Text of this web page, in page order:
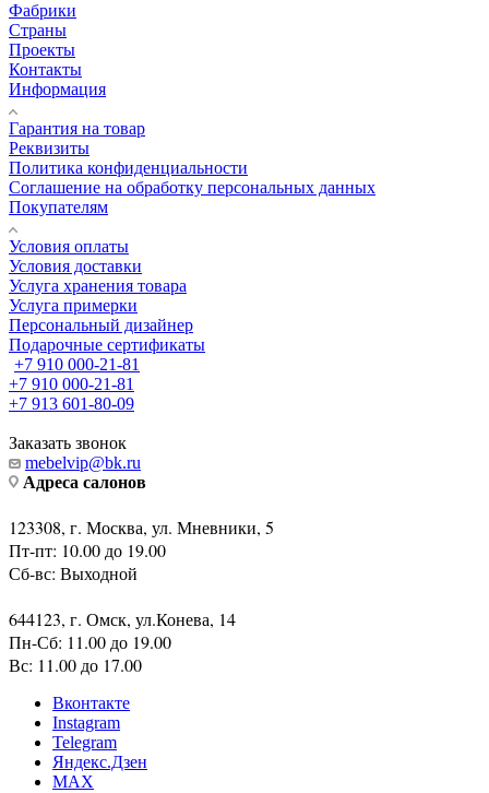
Фабрики
Страны
Проекты
Контакты
Информация
Гарантия на товар
Реквизиты
Политика конфиденциальности
Соглашение на обработку персональных данных
Покупателям
Условия оплаты
Условия доставки
Услуга хранения товара
Услуга примерки
Персональный дизайнер
Подарочные сертификаты
+7 910 000-21-81
+7 910 000-21-81
+7 913 601-80-09
Заказать звонок
mebelvip@bk.ru
Адреса салонов
123308, г. Москва, ул. Мневники, 5
Пт-пт: 10.00 до 19.00
Сб-вс: Выходной
644123, г. Омск, ул.Конева, 14
Пн-Сб: 11.00 до 19.00
Вс: 11.00 до 17.00
Вконтакте
Instagram
Telegram
Яндекс.Дзен
MAX